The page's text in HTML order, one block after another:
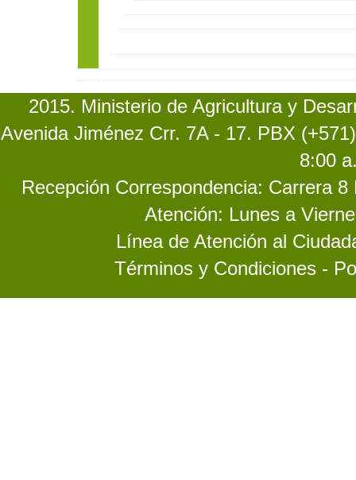
2015. Ministerio de Agricultura y
Avenida Jiménez Crr. 7A - 17. PBX
8:00
Recepción Correspondencia: Carrera
Atención: Lunes a
Línea de Atención al
Términos y Condiciones -